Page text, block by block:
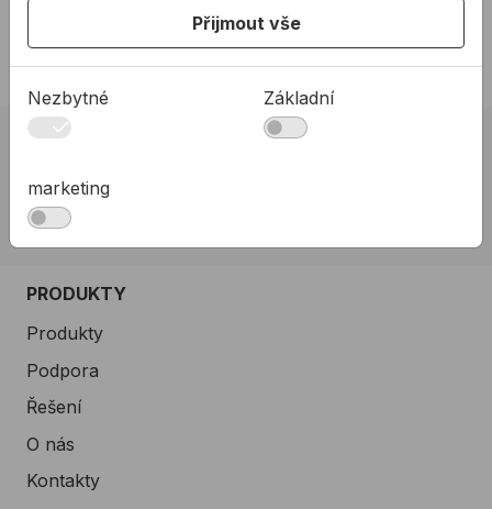
Na skladě
allmedia@allmedia.sk
allmediasro (po-ne 7-22 h)
PRODUKTY
Produkty
Podpora
Řešení
O nás
Kontakty
Přijmout vše
Nezbytné Základní
marketing